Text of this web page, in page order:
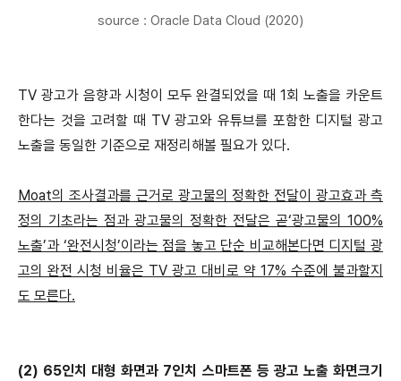
source : Oracle Data Cloud (2020)
TV 광고가 음향과 시청이 모두 완결되었을 때 1회 노출을 카운트
한다는 것을 고려할 때 TV 광고와 유튜브를 포함한 디지털 광고
노출을 동일한 기준으로 재정리해볼 필요가 있다.
Moat의 조사결과를 근거로 광고물의 정확한 전달이 광고효과 측
정의 기초라는 점과 광고물의 정확한 전달은 곧‘광고물의 100%
노출’과 ‘완전시청’이라는 점을 놓고 단순 비교해본다면 디지털 광
고의 완전 시청 비율은 TV 광고 대비로 약 17% 수준에 불과할지
도 모른다.
(2) 65인치 대형 화면과 7인치 스마트폰 등 광고 노출 화면크기